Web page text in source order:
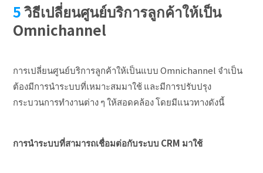
วิธีเปลี่ยนศูนย์บริการลูกค้าให้เป็น
Omnichannel
การเปลี่ยนศูนย์บริการลูกค้าให้เป็นแบบ Omnichannel จำเป็น
ต้องมีการนำระบบที่เหมาะสมมาใช้ และมีการปรับปรุง
กระบวนการทำงานต่าง ๆ ให้สอดคล้อง โดยมีแนวทางดังนี้
การนำระบบที่สามารถเชื่อมต่อกับระบบ CRM มาใช้